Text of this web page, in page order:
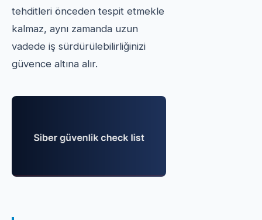
tehditleri önceden tespit etmekle
kalmaz, aynı zamanda uzun
vadede iş sürdürülebilirliğinizi
güvence altına alır.